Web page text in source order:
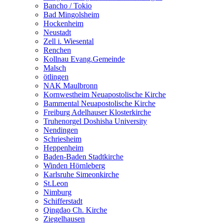
Bancho / Tokio
Bad Mingolsheim
Hockenheim
Neustadt
Zell i. Wiesental
Renchen
Kollnau Evang.Gemeinde
Malsch
ötlingen
NAK Maulbronn
Kornwestheim Neuapostolische Kirche
Bammental Neuapostolische Kirche
Freiburg Adelhauser Klosterkirche
Truhenorgel Doshisha University
Nendingen
Schriesheim
Heppenheim
Baden-Baden Stadtkirche
Winden Hörnleberg
Karlsruhe Simeonkirche
St.Leon
Nimburg
Schifferstadt
Qingdao Ch. Kirche
Ziegelhausen